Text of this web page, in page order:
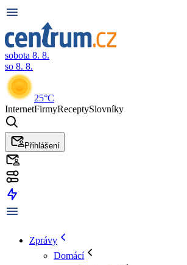
sobota 8. 8.
so 8. 8.
25°C
InternetFirmyReceptySlovníky
Přihlášení
Zprávy
Domácí